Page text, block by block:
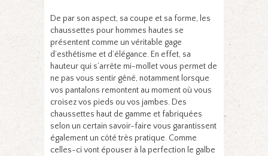
De par son aspect, sa coupe et sa forme, les
chaussettes pour hommes hautes se
présentent comme un véritable gage
d’esthétisme et d’élégance. En effet, sa
hauteur qui s’arrête mi-mollet vous permet de
ne pas vous sentir gêné, notamment lorsque
vos pantalons remontent au moment où vous
croisez vos pieds ou vos jambes. Des
chaussettes haut de gamme et fabriquées
selon un certain savoir-faire vous garantissent
également un côté très pratique. Comme
celles-ci vont épouser à la perfection le galbe